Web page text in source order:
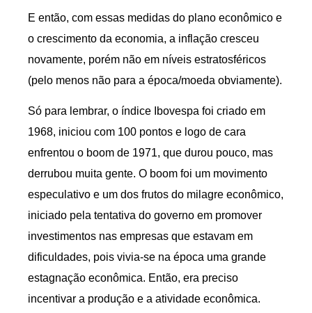
E então, com essas medidas do plano econômico e
o crescimento da economia, a inflação cresceu
novamente, porém não em níveis estratosféricos
(pelo menos não para a época/moeda obviamente).
Só para lembrar, o índice Ibovespa foi criado em
1968, iniciou com 100 pontos e logo de cara
enfrentou o boom de 1971, que durou pouco, mas
derrubou muita gente. O boom foi um movimento
especulativo e um dos frutos do milagre econômico,
iniciado pela tentativa do governo em promover
investimentos nas empresas que estavam em
dificuldades, pois vivia-se na época uma grande
estagnação econômica. Então, era preciso
incentivar a produção e a atividade econômica.